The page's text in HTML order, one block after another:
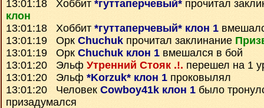
13:01:18 Хоббит *гуттаперчевый* прочитал
клон
13:01:18 Хоббит *гуттаперчевый* клон 1
13:01:19 Орк Chuchuk прочитал заклинание
13:01:19 Орк Chuchuk клон 1 вмешался в бой
13:01:20 Эльф Утренний Стояк .!. перешел на 1
13:01:20 Эльф *Korzuk* клон 1 проковылял
13:01:20 Человек Cowboy41k клон 1 было
призадумался